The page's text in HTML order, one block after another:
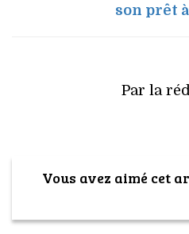
son prêt
Par la
Vous avez aimé cet